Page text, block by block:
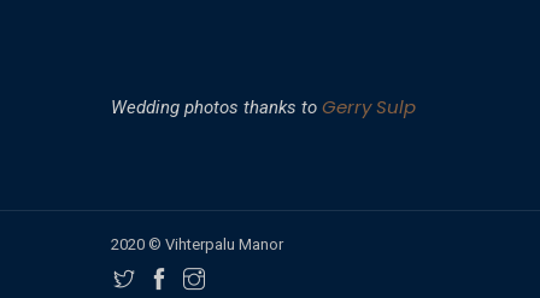
Wedding photos thanks to Gerry Sulp
2020 © Vihterpalu Manor